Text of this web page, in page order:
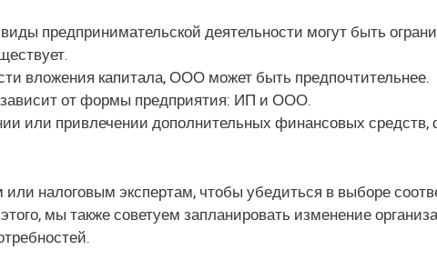
предпринимательской деятельности могут быть
вложения капитала, ООО может быть предпочтительнее.
зависит от формы предприятия: ИП и ООО.
или привлечении дополнительных финансовых
налоговым экспертам, чтобы убедиться в выборе
мы также советуем запланировать изменение